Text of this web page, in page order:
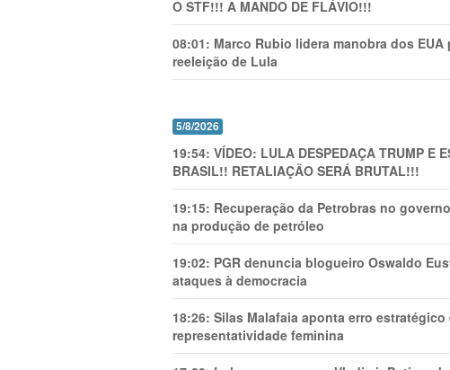
O STF!!! A MANDO DE FLÁVIO!!!
08:01: Marco Rubio lidera manobra dos
reeleição de Lula
5/8/2026
19:54: VÍDEO: LULA DESPEDAÇA TRUMP E
BRASIL!! RETALIAÇÃO SERÁ BRUTAL!!!
19:15: Recuperação da Petrobras no
na produção de petróleo
19:02: PGR denuncia blogueiro Oswaldo
ataques à democracia
18:26: Silas Malafaia aponta erro
representatividade feminina